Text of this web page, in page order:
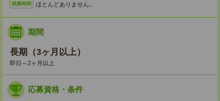
残業時間 ほとんどありません。
期間
長期（3ヶ月以上）
即日～2ヶ月以上
応募資格・条件